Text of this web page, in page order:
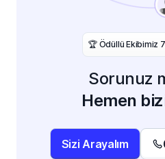
️🏆 Ödüllü Ekibimiz
Sorunuz
Hemen
Sizi Arayalım